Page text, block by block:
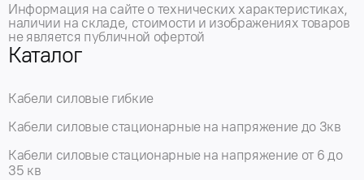
Информация на сайте о технических характеристиках,
наличии на складе, стоимости и изображениях товаров
не является публичной офертой
Каталог
Кабели силовые гибкие
Кабели силовые стационарные на напряжение до 3кв
Кабели силовые стационарные на напряжение от 6 до
35 кв